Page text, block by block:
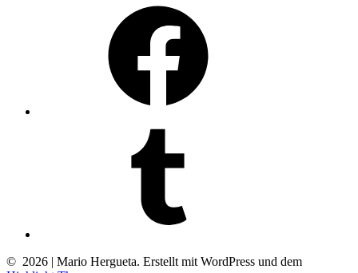
© 2026 | Mario Hergueta. Erstellt mit WordPress und dem